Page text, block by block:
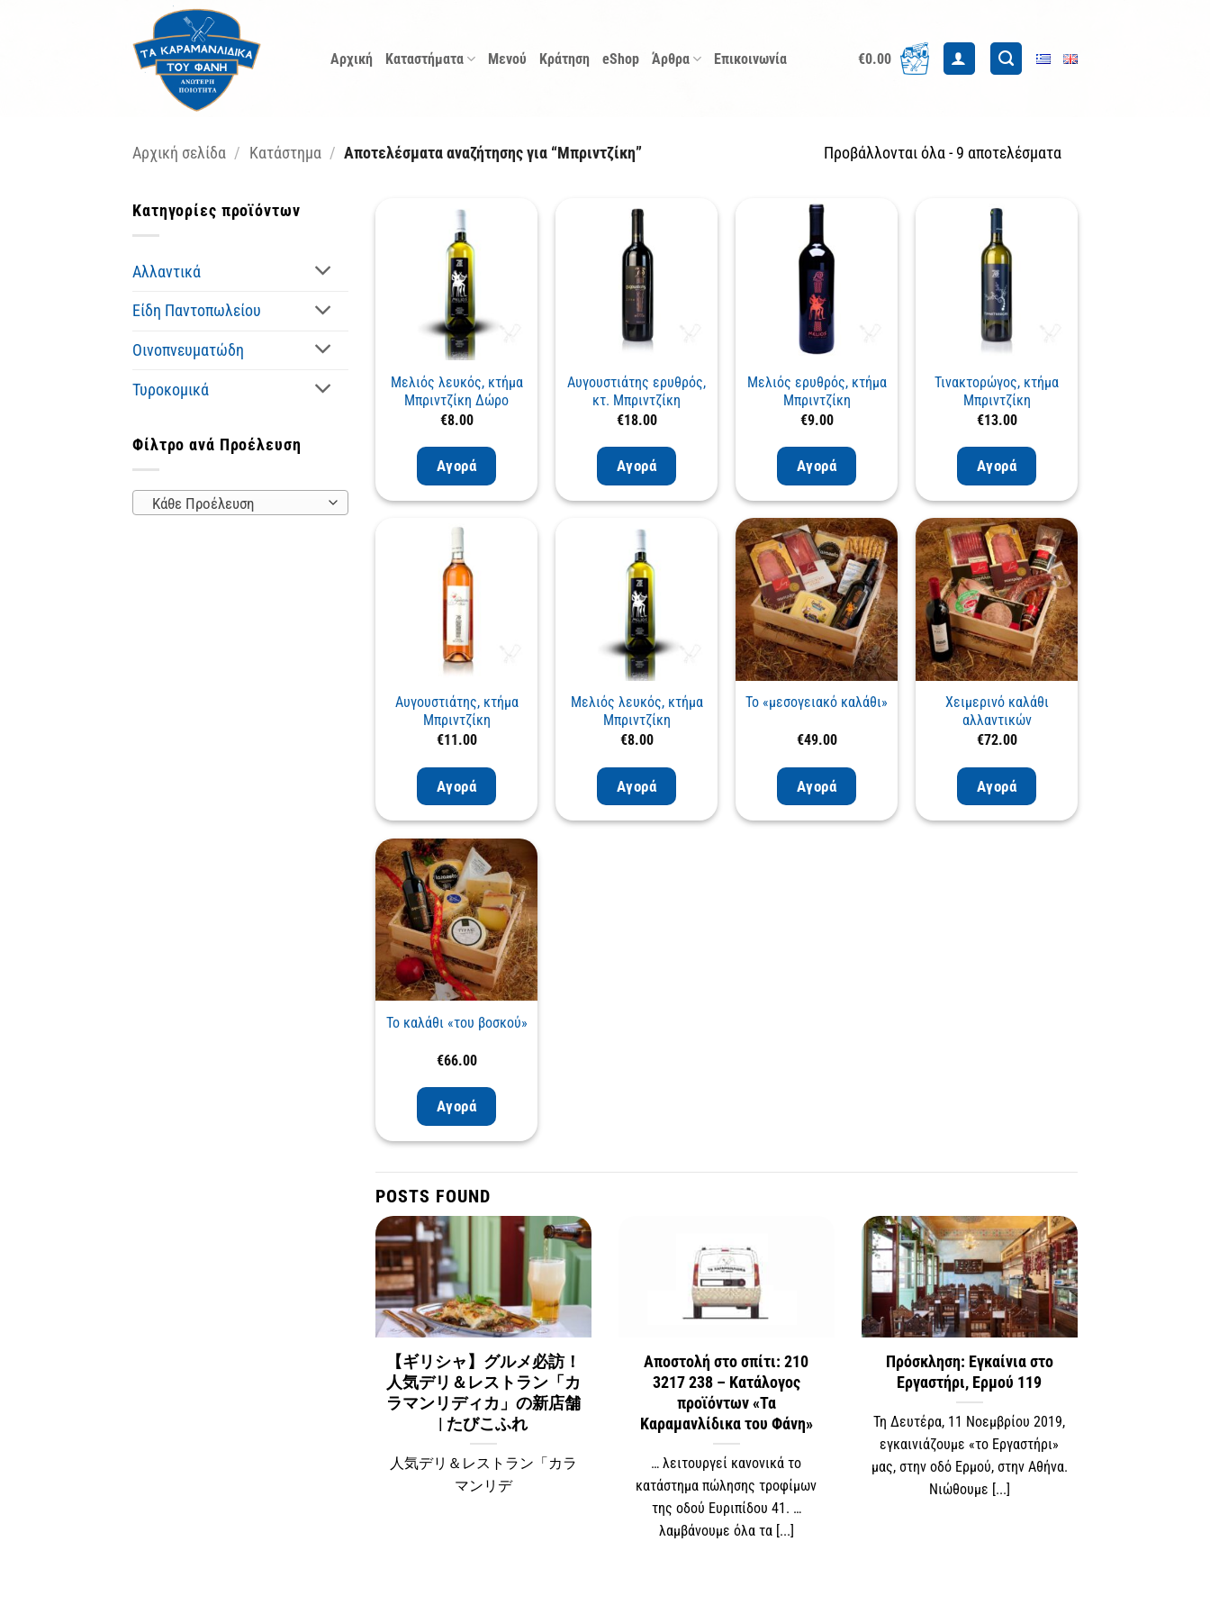
Αρχική Καταστήματα Μενού Κράτηση eShop Άρθρα Επικοινωνία €0.00
Αρχική σελίδα / Κατάστημα / Αποτελέσματα αναζήτησης για “Μπριντζίκη” Προβάλλονται όλα - 9 αποτελέσματαSorted
Κατηγορίες προϊόντων
Αλλαντικά
Είδη Παντοπωλείου
Οινοπνευματώδη
Τυροκομικά
Φίλτρο ανά Προέλευση
Κάθε Προέλευση
Μελιός λευκός, κτήμα
Μπριντζίκη Δώρο
€8.00
Αγορά
Αυγουστιάτης ερυθρός,
κτ. Μπριντζίκη
€18.00
Αγορά
Μελιός ερυθρός, κτήμα
Μπριντζίκη
€9.00
Αγορά
Τινακτορώγος, κτήμα
Μπριντζίκη
€13.00
Αγορά
Αυγουστιάτης, κτήμα
Μπριντζίκη
€11.00
Αγορά
Μελιός λευκός, κτήμα
Μπριντζίκη
€8.00
Αγορά
Το «μεσογειακό καλάθι»
€49.00
Αγορά
Χειμερινό καλάθι
αλλαντικών
€72.00
Αγορά
Το καλάθι «του βοσκού»
€66.00
Αγορά
POSTS FOUND
【ギリシャ】グルメ必訪！
人気デリ＆レストラン「カ
ラマンリディカ」の新店舗
| たびこふれ
人気デリ＆レストラン「カラ
マンリデ
Αποστολή στο σπίτι: 210
3217 238 – Κατάλογος
προϊόντων «Τα
Καραμανλίδικα του Φάνη»
… λειτουργεί κανονικά το
κατάστημα πώλησης τροφίμων
της οδού Ευριπίδου 41. …
λαμβάνουμε όλα τα [...]
Πρόσκληση: Εγκαίνια στο
Εργαστήρι, Ερμού 119
Τη Δευτέρα, 11 Νοεμβρίου 2019,
εγκαινιάζουμε «το Εργαστήρι»
μας, στην οδό Ερμού, στην Αθήνα.
Νιώθουμε [...]